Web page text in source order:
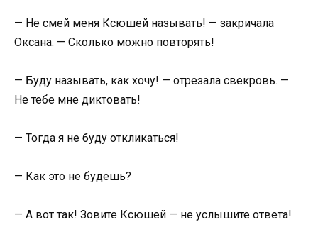
— Не смей меня Ксюшей называть! — закричала
Оксана. — Сколько можно повторять!
— Буду называть, как хочу! — отрезала свекровь. —
Не тебе мне диктовать!
— Тогда я не буду откликаться!
— Как это не будешь?
— А вот так! Зовите Ксюшей — не услышите ответа!